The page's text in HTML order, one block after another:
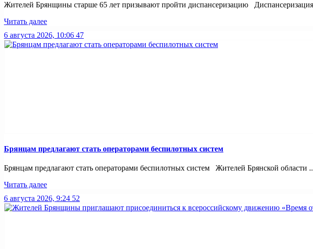
Жителей Брянщины старше 65 лет призывают пройти диспансеризацию
Читать далее
6 августа 2026, 10:06 47
Брянцам предлагают стать оперaторами бeспилотных систeм
Брянцам предлагают стать оперaторами бeспилотных систeм Жителей Брянской области
Читать далее
6 августа 2026, 9:24 52